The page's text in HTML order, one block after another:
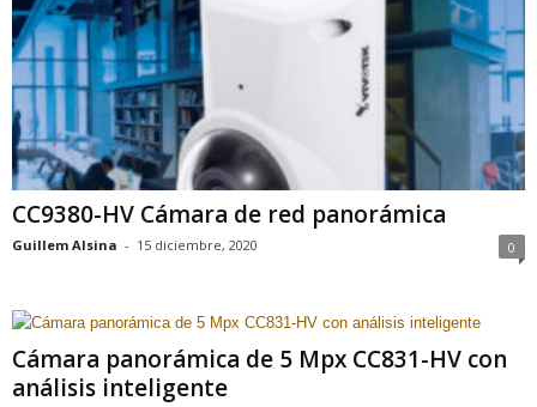
CC9380-HV Cámara de red panorámica
Guillem Alsina - 15 diciembre, 2020 0
Cámara panorámica de 5 Mpx CC831-HV con
análisis inteligente